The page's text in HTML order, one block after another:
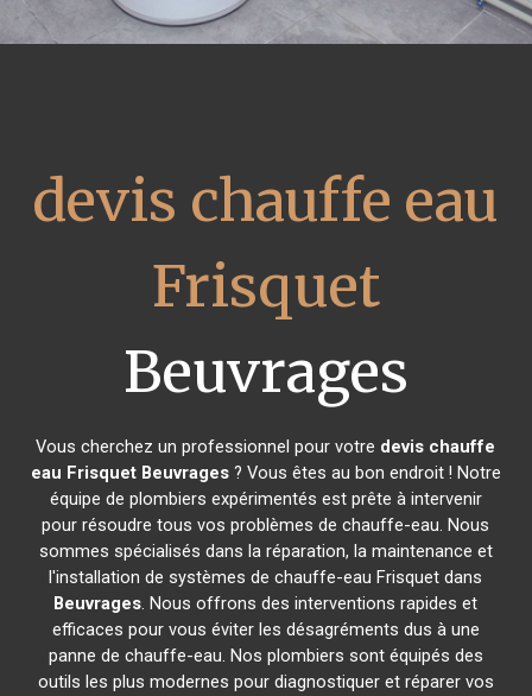
devis chauffe eau
Frisquet
Beuvrages
Vous cherchez un professionnel pour votre devis chauffe
eau Frisquet Beuvrages? Vous êtes au bon endroit ! Notre
équipe de plombiers expérimentés est prête à intervenir
pour résoudre tous vos problèmes de chauffe-eau. Nous
sommes spécialisés dans la réparation, la maintenance et
l'installation de systèmes de chauffe-eau Frisquet dans
Beuvrages. Nous offrons des interventions rapides et
efficaces pour vous éviter les désagréments dus à une
panne de chauffe-eau. Nos plombiers sont équipés des
outils les plus modernes pour diagnostiquer et réparer vos